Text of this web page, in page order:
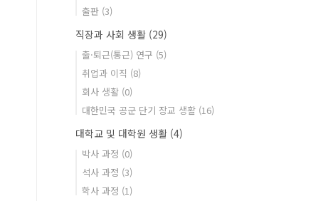
출판 (3)
직장과 사회 생활 (29)
출·퇴근(통근) 연구 (5)
취업과 이직 (8)
회사 생활 (0)
대한민국 공군 단기 장교 생활 (16)
대학교 및 대학원 생활 (4)
박사 과정 (0)
석사 과정 (3)
학사 과정 (1)